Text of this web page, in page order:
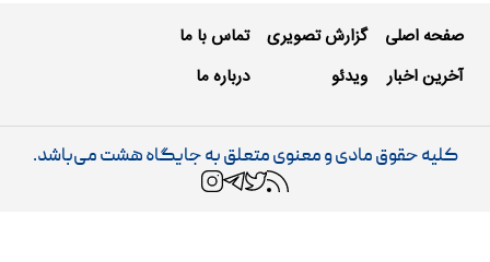
صفحه اصلی
آخرین اخبار
گزارش تصویری
ویدئو
تماس با ما
درباره ما
کلیه حقوق مادی و معنوی متعلق به جایگاه هشت می‌باشد.